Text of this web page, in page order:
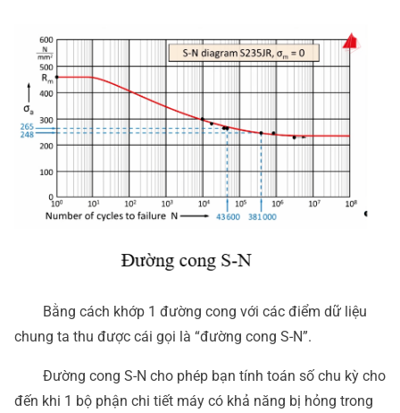
Bằng cách khớp 1 đường cong với các điểm dữ liệu
chung ta thu được cái gọi là “đường cong S-N”.
Đường cong S-N cho phép bạn tính toán số chu kỳ cho
đến khi 1 bộ phận chi tiết máy có khả năng bị hỏng trong